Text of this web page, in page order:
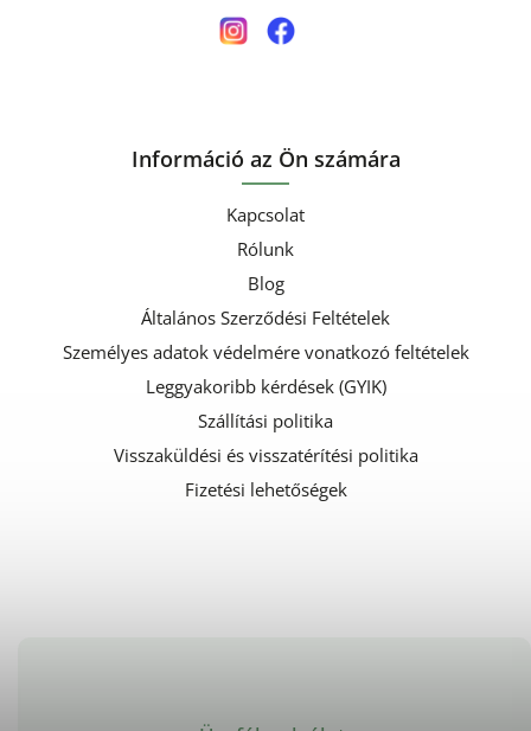
Információ az Ön számára
Kapcsolat
Rólunk
Blog
Általános Szerződési Feltételek
Személyes adatok védelmére vonatkozó feltételek
Leggyakoribb kérdések (GYIK)
Szállítási politika
Visszaküldési és visszatérítési politika
Fizetési lehetőségek